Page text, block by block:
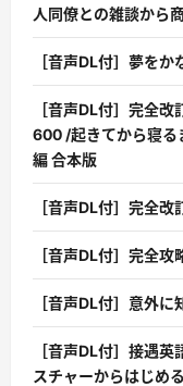
人同僚との雑談から
［音声DL付］夢を
［音声DL付］完全
600 /起きてから寝る
編 合本版
［音声DL付］完全
［音声DL付］完全
［音声DL付］意外
［音声DL付］接遇
スチャーからはじめ